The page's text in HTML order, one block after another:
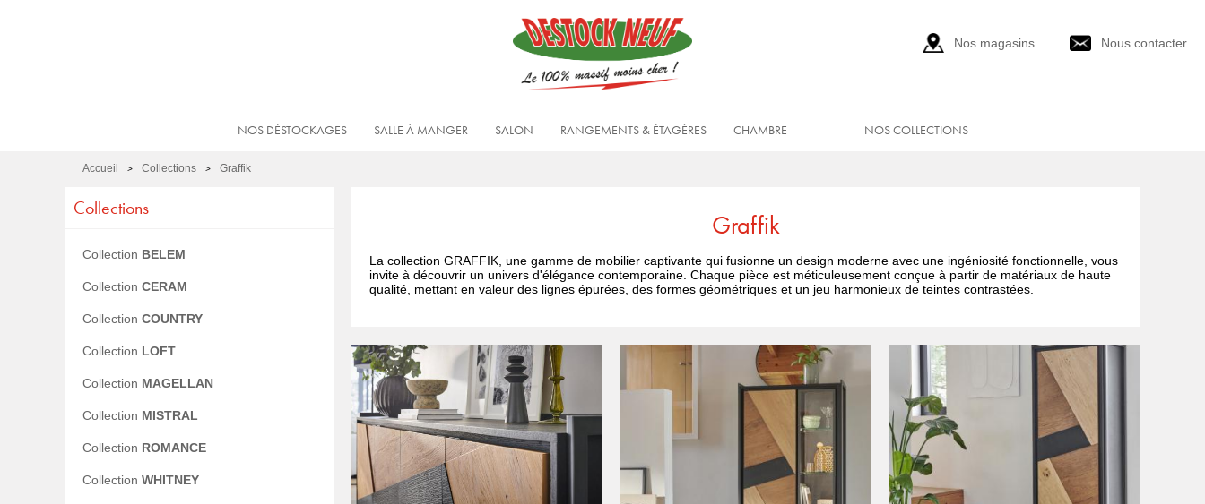
Nos magasins Nous contacter
NOS DÉSTOCKAGES SALLE À MANGER SALON RANGEMENTS & ÉTAGÈRES CHAMBRE NOS COLLECTIONS
Accueil > Collections > Graffik
Collections
Collection BELEM
Collection CERAM
Collection COUNTRY
Collection LOFT
Collection MAGELLAN
Collection MISTRAL
Collection ROMANCE
Collection WHITNEY
Graffik
La collection GRAFFIK, une gamme de mobilier captivante qui fusionne un design moderne avec une ingéniosité fonctionnelle, vous
invite à découvrir un univers d'élégance contemporaine. Chaque pièce est méticuleusement conçue à partir de matériaux de haute
qualité, mettant en valeur des lignes épurées, des formes géométriques et un jeu harmonieux de teintes contrastées.